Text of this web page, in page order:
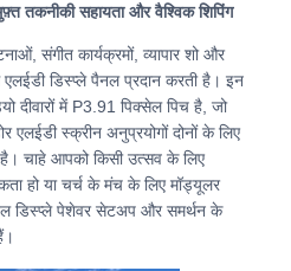
तकनीकी सहायता और वैश्विक शिपिंग
संगीत कार्यक्रमों, व्यापार शो और
एलईडी डिस्प्ले पैनल प्रदान करती है। इन
दीवारों में P3.91 पिक्सेल पिच है, जो
एलईडी स्क्रीन अनुप्रयोगों दोनों के लिए
चाहे आपको किसी उत्सव के लिए
हो या चर्च के मंच के लिए मॉड्यूलर
डिस्प्ले पेशेवर सेटअप और समर्थन के